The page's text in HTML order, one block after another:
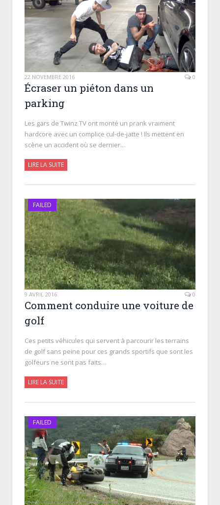
22 NOVEMBRE 2016 0
Écraser un piéton dans un
parking
Les gars de Twinz TV ont monté un prank vraiment
hardcore avec un complice cul-de-jatte ! Ils mettent en
scène un accident où se dernier…
LIRE LA SUITE
FAILED
9 AVRIL 2016 0
Comment conduire une voiture de
golf
Ces petits véhicules qui servent à parcourir les terrains
de golf sans peine pour ces grands sportifs que sont les
golfeurs ne sont pas faits…
LIRE LA SUITE
FAILED